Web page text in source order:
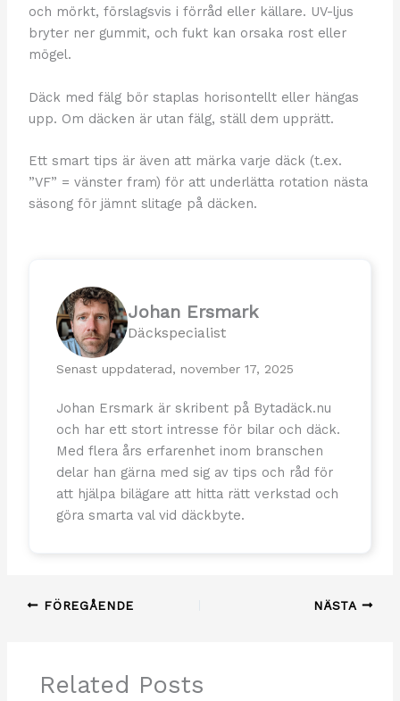
och mörkt, förslagsvis i förråd eller källare. UV-ljus
bryter ner gummit, och fukt kan orsaka rost eller
mögel.
Däck med fälg bör staplas horisontellt eller hängas
upp. Om däcken är utan fälg, ställ dem upprätt.
Ett smart tips är även att märka varje däck (t.ex.
”VF” = vänster fram) för att underlätta rotation nästa
säsong för jämnt slitage på däcken.
Johan Ersmark
Däckspecialist
Senast uppdaterad, november 17, 2025
Johan Ersmark är skribent på Bytadäck.nu
och har ett stort intresse för bilar och däck.
Med flera års erfarenhet inom branschen
delar han gärna med sig av tips och råd för
att hjälpa bilägare att hitta rätt verkstad och
göra smarta val vid däckbyte.
FÖREGÅENDE NÄSTA
Related Posts